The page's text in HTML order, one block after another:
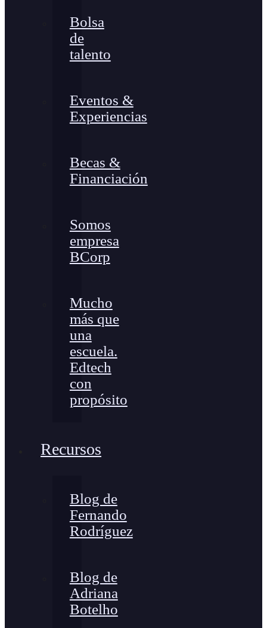
Bolsa
de
talento
Eventos &
Experiencias
Becas &
Financiación
Somos
empresa
BCorp
Mucho
más que
una
escuela.
Edtech
con
propósito
Recursos
Blog de
Fernando
Rodríguez
Blog de
Adriana
Botelho